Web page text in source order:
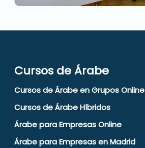
Cursos de Árabe
Cursos de Árabe en Grupos Online
Cursos de Árabe Híbridos
Árabe para Empresas Online
Árabe para Empresas en Madrid